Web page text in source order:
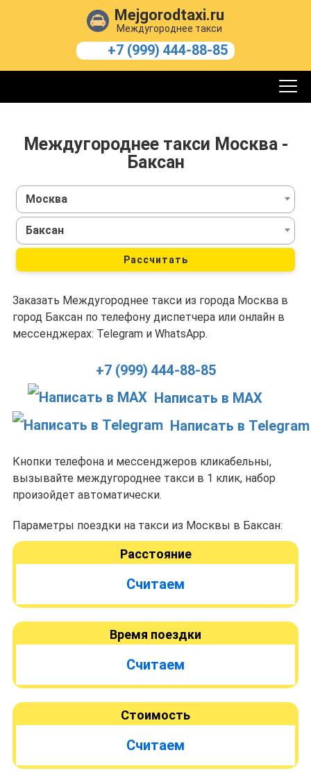
Mejgorodtaxi.ru
Междугороднее такси
+7 (999) 444-88-85
Междугороднее такси Москва -
Баксан
Москва
Баксан
Рассчитать
Заказать Междугороднее такси из города Москва в
город Баксан по телефону диспетчера или онлайн в
мессенджерах: Telegram и WhatsApp.
+7 (999) 444-88-85
Написать в MAX
Написать в Telegram
Кнопки телефона и мессенджеров кликабельны,
вызывайте междугороднее такси в 1 клик, набор
произойдет автоматически.
Параметры поездки на такси из Москвы в Баксан:
Расстояние
Считаем
Время поездки
Считаем
Стоимость
Считаем